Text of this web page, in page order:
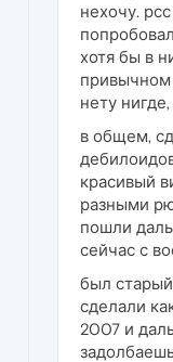
нехочу.
хотя бы в
привычном
нету
в общем,
красивый
разными
пошли
сейчас с
был
сделали
2007 и